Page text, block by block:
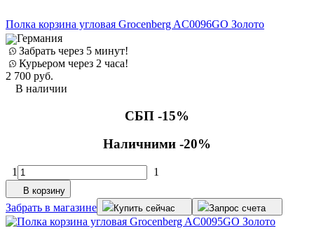
Полка корзина угловая Grocenberg AC0096GO Золото
Германия
Забрать через 5 минут!
Курьером через 2 часа!
2 700 руб.
В наличии
СБП -15%
Наличними -20%
1 1
В корзину
Забрать в магазине Купить сейчас Запрос счета